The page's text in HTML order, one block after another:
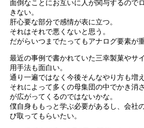
面倒なことにお互いに人が関与するので
きない。
肝心要な部分で感情が表に立つ。
それはそれで悪くないと思う。
だがらいつまでたってもアナログ要素が
最近の事例で書かれていた三幸製菓やサ
用手法も面白い。
通り一遍ではなく今後そんなやり方も増
それによって多くの母集団の中でかき消
が広がってくるのではないかな。
僕自身ももっと学ぶ必要があるし、会社
び取ってもらいたい。